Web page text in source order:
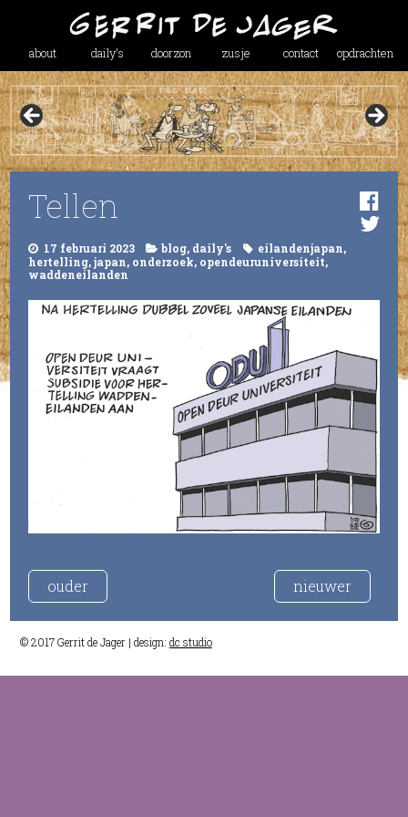
about daily’s doorzon zusje contact opdrachten
Tellen
17 februari 2023 blog, daily's eilandenjapan,
hertelling,japan, onderzoek, opendeuruniversiteit,
waddeneilanden
ouder nieuwer
© 2017 Gerrit de Jager | design: dc studio